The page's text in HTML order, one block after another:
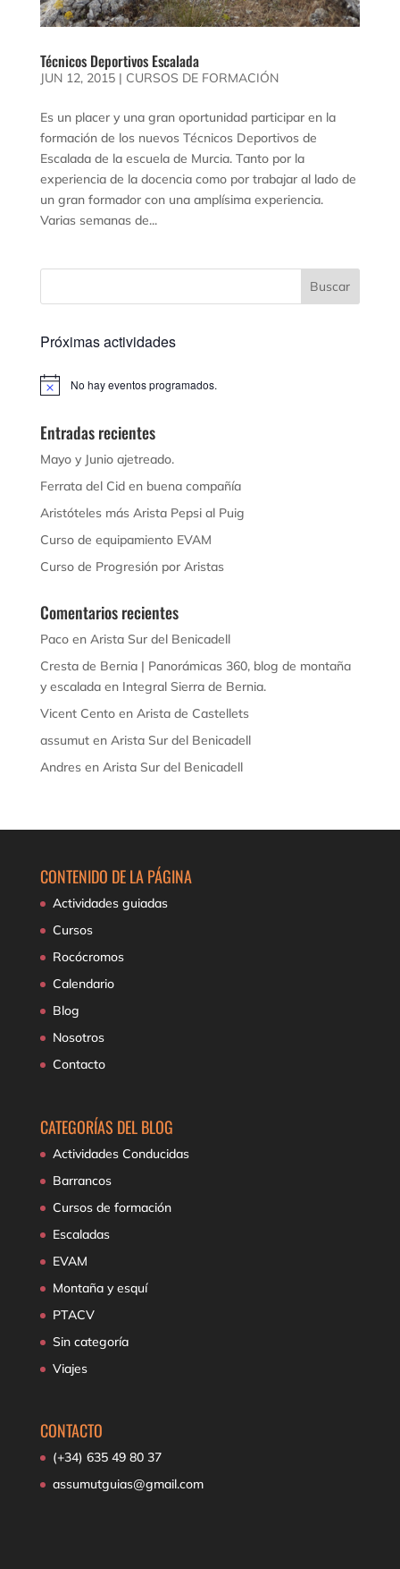
Técnicos Deportivos Escalada
JUN 12, 2015| CURSOS DE FORMACIÓN
Es un placer y una gran oportunidad participar en la
formación de los nuevos Técnicos Deportivos de
Escalada de la escuela de Murcia. Tanto por la
experiencia de la docencia como por trabajar al lado de
un gran formador con una amplísima experiencia.
Varias semanas de...
Próximas actividades
Aviso No hay eventos programados.
Entradas recientes
Mayo y Junio ajetreado.
Ferrata del Cid en buena compañía
Aristóteles más Arista Pepsi al Puig
Curso de equipamiento EVAM
Curso de Progresión por Aristas
Comentarios recientes
Pacoen Arista Sur del Benicadell
Cresta de Bernia | Panorámicas 360, blog de montaña
y escaladaen Integral Sierra de Bernia.
Vicent Centoen Arista de Castellets
assumuten Arista Sur del Benicadell
Andresen Arista Sur del Benicadell
CONTENIDO DE LA PÁGINA
Actividades guiadas
Cursos
Rocócromos
Calendario
Blog
Nosotros
Contacto
CATEGORÍAS DEL BLOG
Actividades Conducidas
Barrancos
Cursos de formación
Escaladas
EVAM
Montaña y esquí
PTACV
Sin categoría
Viajes
CONTACTO
(+34) 635 49 80 37
assumutguias@gmail.com